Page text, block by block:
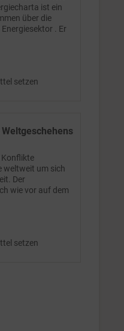
ist ein
über die
. Er
Ursprünglich
Einzelstaaten,
setzen
Konflikte
weltweit um sich
Der
wie vor auf dem
Februar 2022
hatte. Das
setzen